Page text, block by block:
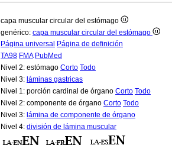
capa muscular circular del estómago
genérico: capa muscular circular del estómago
Página universal Página de definición
TA98 FMA PubMed
Nivel 2: estómago Corto Todo
Nivel 3: láminas gastricas
Nivel 1: porción cardinal de órgano Corto Todo
Nivel 2: componente de órgano Corto Todo
Nivel 3: lámina de componente de órgano
Nivel 4: división de lámina muscular